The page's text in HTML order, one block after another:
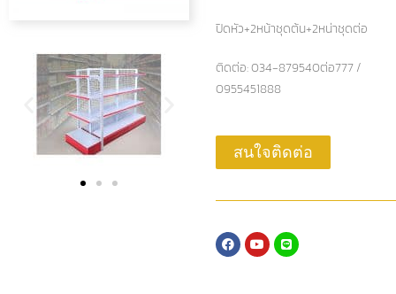
ปิดหัว+2หน้าชุดต้น+2หน่าชุดต่อ
ติดต่อ: 034-879540ต่อ777 /
0955451888
สนใจติดต่อ